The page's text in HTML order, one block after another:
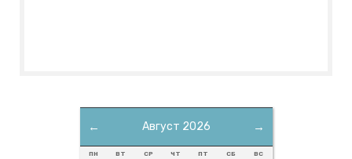
← →
Август 2026
ПН ВТ СР ЧТ ПТ СБ ВС